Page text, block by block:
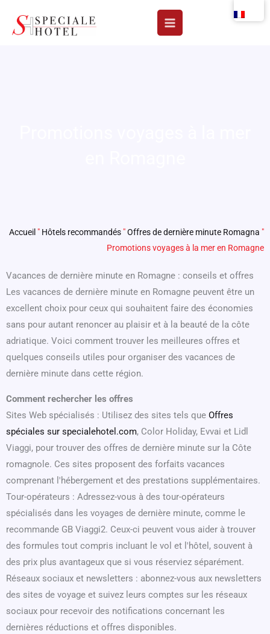
Accueil " Hôtels recommandés "Offres de dernière minute Romagna "
Promotions voyages à la mer en Romagne
Vacances de dernière minute en Romagne : conseils et offres
Les vacances de dernière minute en Romagne peuvent être un
excellent choix pour ceux qui souhaitent faire des économies
sans pour autant renoncer au plaisir et à la beauté de la côte
adriatique. Voici comment trouver les meilleures offres et
quelques conseils utiles pour organiser des vacances de
dernière minute dans cette région.
Comment rechercher les offres
Sites Web spécialisés : Utilisez des sites tels que Offres
spéciales sur specialehotel.com, Color Holiday, Evvai et Lidl
Viaggi, pour trouver des offres de dernière minute sur la Côte
romagnole. Ces sites proposent des forfaits vacances
comprenant l'hébergement et des prestations supplémentaires.
Tour-opérateurs : Adressez-vous à des tour-opérateurs
spécialisés dans les voyages de dernière minute, comme le
recommande GB Viaggi2. Ceux-ci peuvent vous aider à trouver
des formules tout compris incluant le vol et l'hôtel, souvent à
des prix plus avantageux que si vous réserviez séparément.
Réseaux sociaux et newsletters : abonnez-vous aux newsletters
des sites de voyage et suivez leurs comptes sur les réseaux
sociaux pour recevoir des notifications concernant les
dernières réductions et offres disponibles.